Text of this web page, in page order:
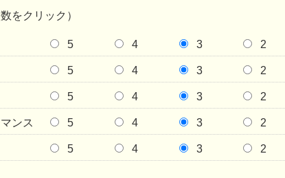
をクリック）
5 4 3 2
5 4 3 2
5 4 3 2
ンス 5 4 3 2
5 4 3 2